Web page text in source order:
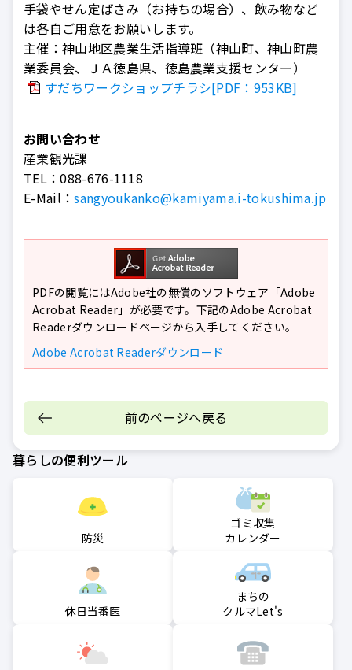
手袋やせん定ばさみ（お持ちの場合）、飲み物など
は各自ご用意をお願いします。
主催：神山地区農業生活指導班（神山町、神山町農
業委員会、ＪＡ徳島県、徳島農業支援センター）
すだちワークショップチラシ[PDF：953KB]
お問い合わせ
産業観光課
TEL：088-676-1118
E-Mail：sangyoukanko@kamiyama.i-tokushima.jp
PDFの閲覧にはAdobe社の無償のソフトウェア「Adobe
Acrobat Reader」が必要です。下記のAdobe Acrobat
Readerダウンロードページから入手してください。
Adobe Acrobat Readerダウンロード
前のページへ戻る
暮らしの便利ツール
防災
ゴミ収集
カレンダー
休日当番医
まちの
クルマLet's